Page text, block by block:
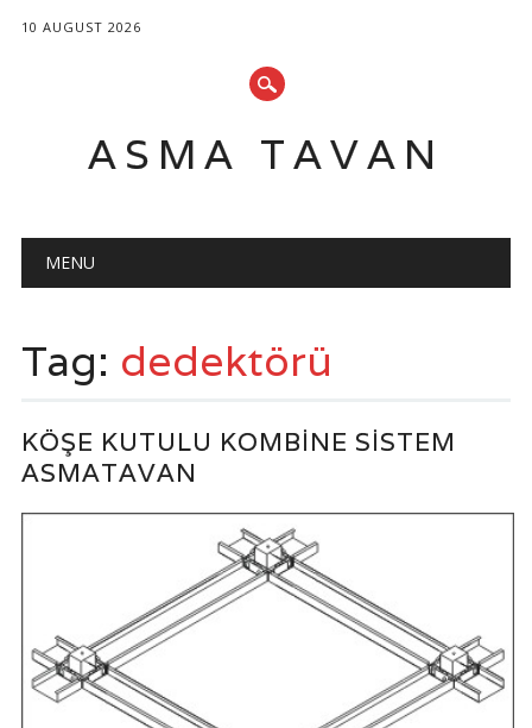
10 AUGUST 2026
ASMA TAVAN
Main menu
MENU
Tag: dedektörü
KÖŞE KUTULU KOMBINE SISTEM
ASMATAVAN